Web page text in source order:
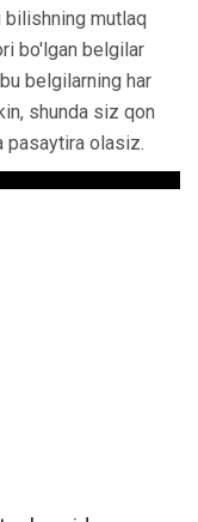
mutlaq
bo'lgan belgilar
belgilarning har
shunda siz qon
pasaytira olasiz.